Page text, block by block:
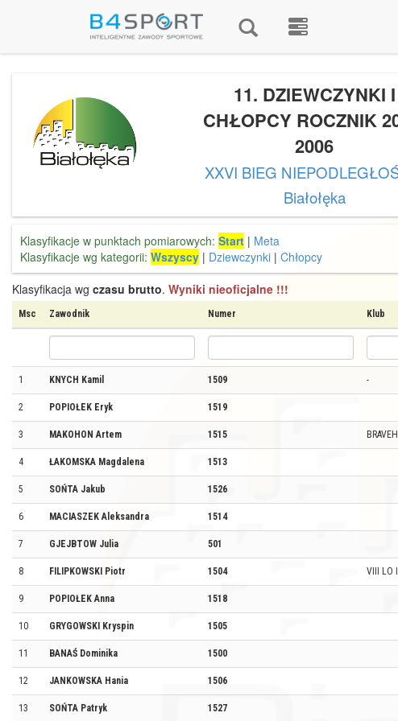
11. DZIEWCZYNKI I
CHŁOPCY ROCZNIK
2006
XXVI BIEG
Białołęka
Klasyfikacje w punktach pomiarowych: Start | Meta
Klasyfikacje wg kategorii: Wszyscy | Dziewczynki | Chłopcy
Klasyfikacja wg czasu brutto. Wyniki nieoficjalne !!!
Msc Zawodnik Numer Klub
1 KNYCH Kamil 1509 -
2 POPIOŁEK Eryk 1519
3 MAKOHON Artem 1515
4 ŁAKOMSKA Magdalena 1513
5 SOŃTA Jakub 1526
6 MACIASZEK Aleksandra 1514
7 GJEJBTOW Julia 501
8 FILIPKOWSKI Piotr 1504 VIII LO
9 POPIOŁEK Anna 1518
10 GRYGOWSKI Kryspin 1505
11 BANAŚ Dominika 1500
12 JANKOWSKA Hania 1506
13 SOŃTA Patryk 1527